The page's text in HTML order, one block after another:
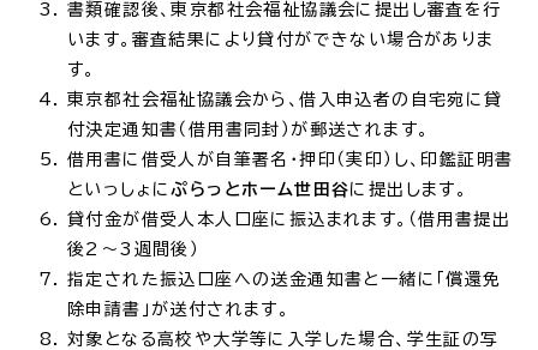
書類確認後、東京都社会福祉協議会に提出し審査を行
います。審査結果により貸付ができない場合がありま
す。
東京都社会福祉協議会から、借入申込者の自宅宛に貸
付決定通知書（借用書同封）が郵送されます。
借用書に借受人が自筆署名・押印（実印）し、印鑑証明書
といっしょにぷらっとホーム世田谷に提出します。
貸付金が借受人本人口座に振込まれます。（借用書提出
後2～3週間後）
指定された振込口座への送金通知書と一緒に「償還免
除申請書」が送付されます。
対象となる高校や大学等に入学した場合、学生証の写